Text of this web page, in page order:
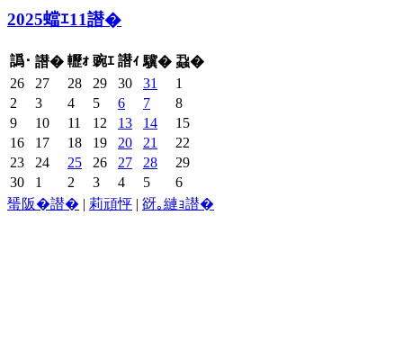
2025蟷ｴ11譛�
譌･ 譛� 轣ｫ 豌ｴ 譛ｨ 驥� 蝨�
26
27 28 29 30 31
1
2
3 4 5 6 7
8
9
10 11 12 13 14
15
16
17 18 19 20 21
22
23
24 25 26 27 28
29
30
1 2 3 4 5
6
蜑阪�譛� | 莉頑怦 | 谺｡縺ｮ譛�